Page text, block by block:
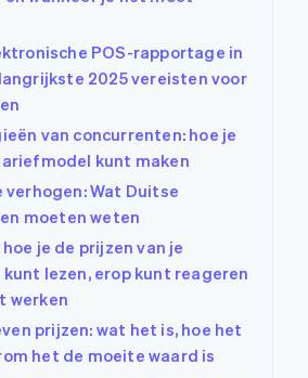
POS-rapportage in
2025 vereisten voor
van concurrenten: hoe je
kunt maken
Wat Duitse
moeten weten
je de prijzen van je
lezen, erop kunt reageren
werken
prijzen: wat het is, hoe het
het de moeite waard is